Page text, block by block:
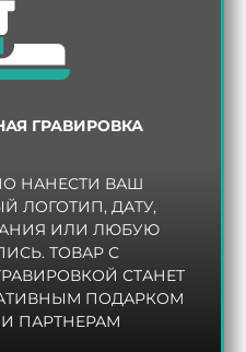
ГРАВИРОВКА
НАНЕСТИ ВАШ
ЛОГОТИП, ДАТУ,
ИЛИ ЛЮБУЮ
ТОВАР С
СТАНЕТ
ПОДАРКОМ
ПАРТНЕРАМ